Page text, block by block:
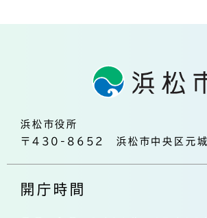
浜松市役所
〒430-8652 浜松市中央区元
開庁時間